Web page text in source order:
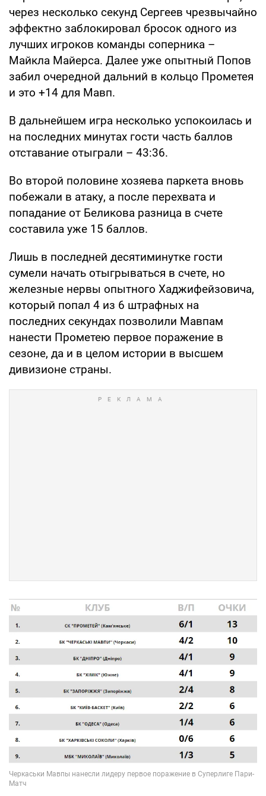
через несколько секунд Сергеев чрезвычайно
эффектно заблокировал бросок одного из
лучших игроков команды соперника –
Майкла Майерса. Далее уже опытный Попов
забил очередной дальний в кольцо Прометея
и это +14 для Мавп.
В дальнейшем игра несколько успокоилась и
на последних минутах гости часть баллов
отставание отыграли – 43:36.
Во второй половине хозяева паркета вновь
побежали в атаку, а после перехвата и
попадание от Беликова разница в счете
составила уже 15 баллов.
Лишь в последней десятиминутке гости
сумели начать отыгрываться в счете, но
железные нервы опытного Хаджифейзовича,
который попал 4 из 6 штрафных на
последних секундах позволили Мавпам
нанести Прометею первое поражение в
сезоне, да и в целом истории в высшем
дивизионе страны.